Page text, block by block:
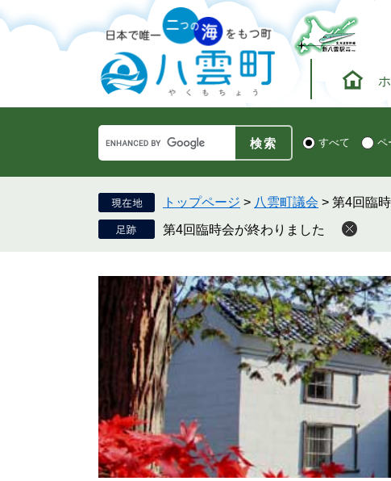
ー
で
ニ
ば
文
Google
カ
ス
タ
ム
検
検 すべて ペ
トップページ > 八雲町議会 > 第4回臨
第4回臨時会が終わりました